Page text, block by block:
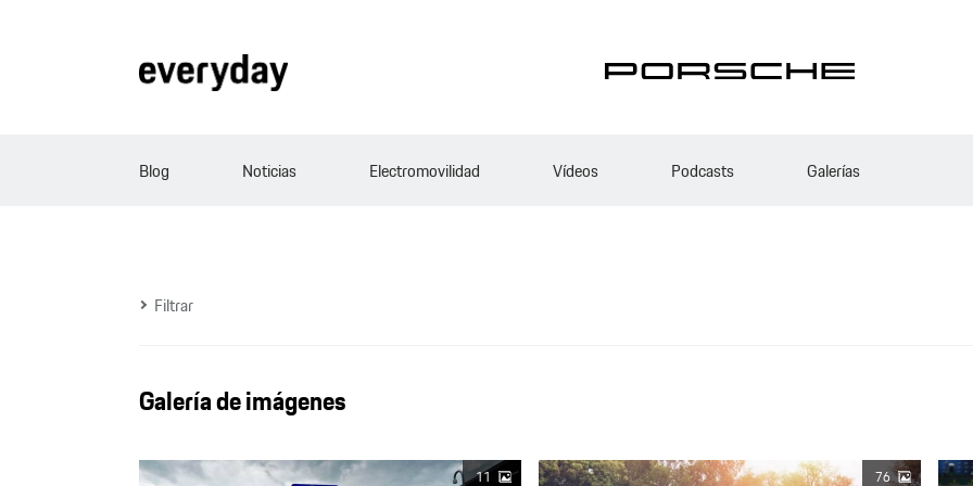
Blog Noticias Electromovilidad Vídeos Podcasts Galerías
Filtrar
Galería de imágenes
11 76